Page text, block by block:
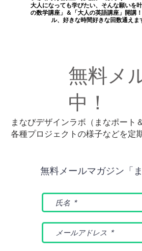
大人になっても学びたい、そんな願いを
の数学講座」＆「大人の英語講座」開講
ル、好きな時間好きな回数通えま
無料メ
中！
まなびデザインラボ（まなポート
各種プロジェクトの様子などを定
無料メールマガジン「